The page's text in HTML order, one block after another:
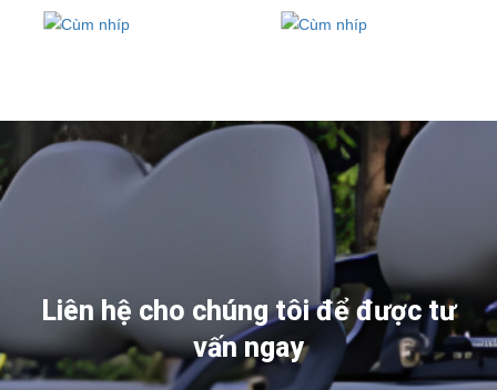
Liên hệ cho chúng tôi để được tư
vấn ngay